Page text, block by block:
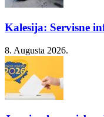
Kalesija: Servisne
8. Augusta 2026.